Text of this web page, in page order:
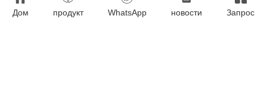
Дом продукт WhatsApp новости Запрос